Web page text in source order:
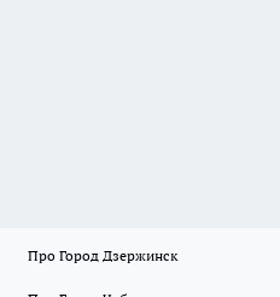
Про Город Дзержинск